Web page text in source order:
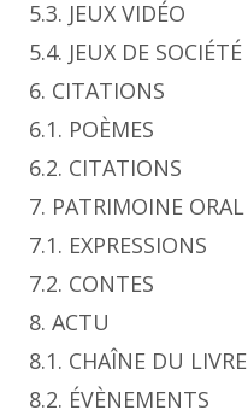
5.3. JEUX VIDÉO
5.4. JEUX DE SOCIÉTÉ
6. CITATIONS
6.1. POÈMES
6.2. CITATIONS
7. PATRIMOINE ORAL
7.1. EXPRESSIONS
7.2. CONTES
8. ACTU
8.1. CHAÎNE DU LIVRE
8.2. ÉVÈNEMENTS